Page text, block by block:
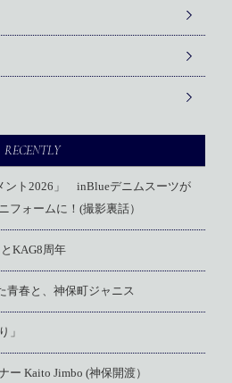
RECENTLY
ント2026」 inBlueデニムスーツが
フォームに！(撮影裏話）
KAG8周年
青春と、神保町ジャニス
」
Kaito Jimbo (神保開渡）